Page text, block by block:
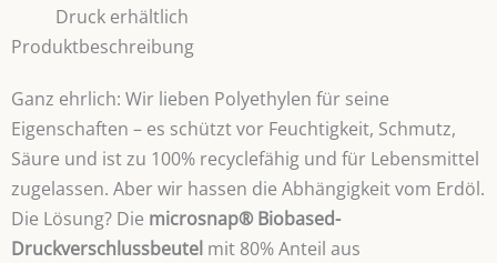
Druck erhältlich
Produktbeschreibung
Ganz ehrlich: Wir lieben Polyethylen für seine
Eigenschaften – es schützt vor Feuchtigkeit, Schmutz,
Säure und ist zu 100% recyclefähig und für Lebensmittel
zugelassen. Aber wir hassen die Abhängigkeit vom Erdöl.
Die Lösung? Die microsnap® Biobased-
Druckverschlussbeutel mit 80% Anteil aus